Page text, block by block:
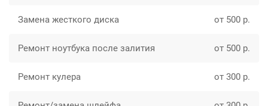
Замена жесткого диска от 500 р.
Ремонт ноутбука после залития от 500 р.
Ремонт кулера от 300 р.